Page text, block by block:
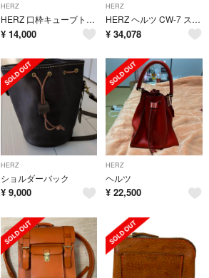
HERZ
HERZ 口枠キューブトート
¥ 14,000
HERZ
HERZ ヘルツ CW-7 スターレ ソフトレザー 2WAY 口枠 ミニ ショルダー バッグ ブラウン系【美品】【中古】
¥ 34,078
HERZ
ショルダーバック
¥ 9,000
HERZ
ヘルツ
¥ 22,500